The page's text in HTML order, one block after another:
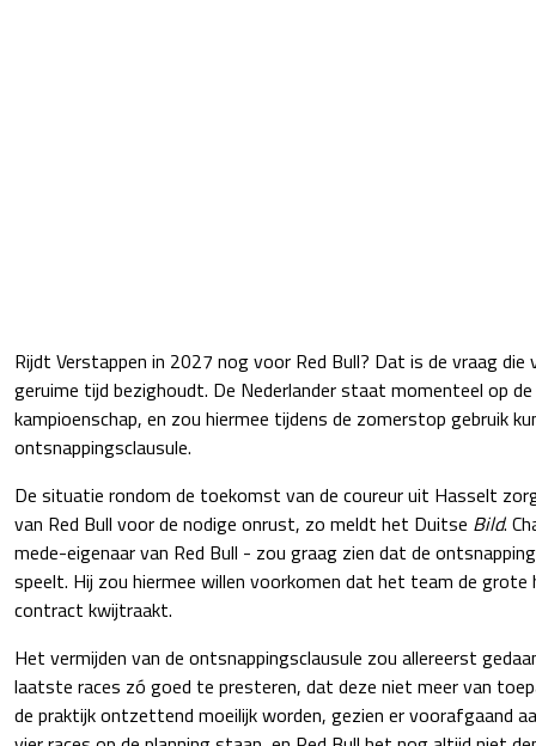
Rijdt Verstappen in 2027 nog voor Red Bull? Dat is de vraag die
geruime tijd bezighoudt. De Nederlander staat momenteel op
kampioenschap, en zou hiermee tijdens de zomerstop gebruik
ontsnappingsclausule.
De situatie rondom de toekomst van de coureur uit Hasselt
van Red Bull voor de nodige onrust, zo meldt het Duitse Bild.
mede-eigenaar van Red Bull - zou graag zien dat de
speelt. Hij zou hiermee willen voorkomen dat het team de grote
contract kwijtraakt.
Het vermijden van de ontsnappingsclausule zou allereerst
laatste races zó goed te presteren, dat deze niet meer van
de praktijk ontzettend moeilijk worden, gezien er voorafgaand